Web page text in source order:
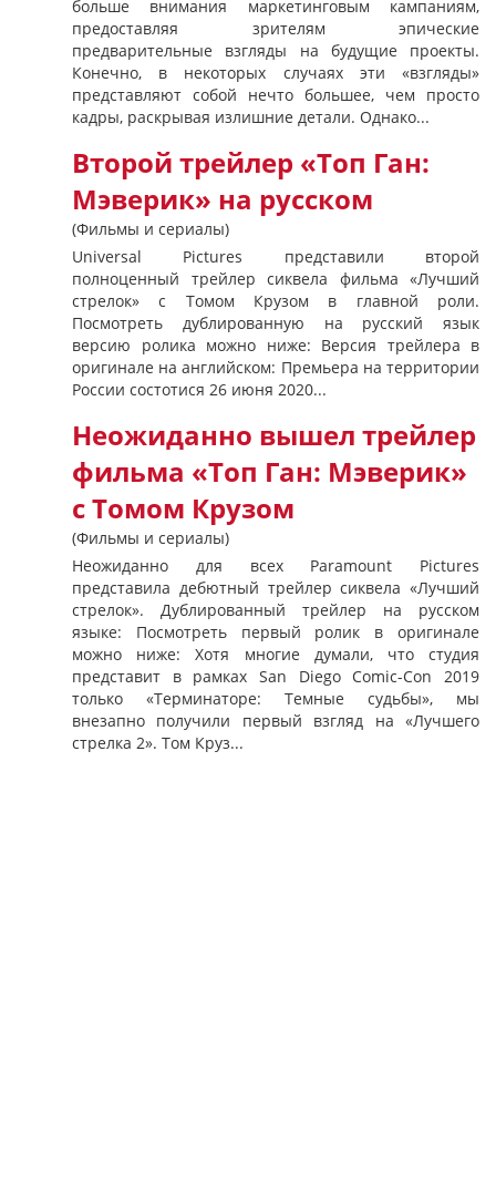
больше внимания маркетинговым кампаниям,
предоставляя зрителям эпические
предварительные взгляды на будущие проекты.
Конечно, в некоторых случаях эти «взгляды»
представляют собой нечто большее, чем просто
кадры, раскрывая излишние детали. Однако...
Второй трейлер «Топ Ган:
Мэверик» на русском
(Фильмы и сериалы)
Universal Pictures представили второй
полноценный трейлер сиквела фильма «Лучший
стрелок» с Томом Крузом в главной роли.
Посмотреть дублированную на русский язык
версию ролика можно ниже: Версия трейлера в
оригинале на английском: Премьера на территории
России состотися 26 июня 2020...
Неожиданно вышел трейлер
фильма «Топ Ган: Мэверик»
с Томом Крузом
(Фильмы и сериалы)
Неожиданно для всех Paramount Pictures
представила дебютный трейлер сиквела «Лучший
стрелок». Дублированный трейлер на русском
языке: Посмотреть первый ролик в оригинале
можно ниже: Хотя многие думали, что студия
представит в рамках San Diego Comic-Con 2019
только «Терминаторе: Темные судьбы», мы
внезапно получили первый взгляд на «Лучшего
стрелка 2». Том Круз...